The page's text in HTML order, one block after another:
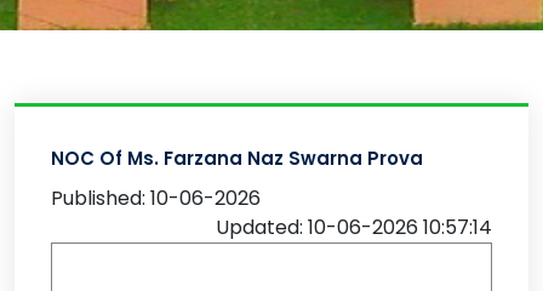
NOC Of Ms. Farzana Naz Swarna Prova
Published: 10-06-2026
Updated: 10-06-2026 10:57:14